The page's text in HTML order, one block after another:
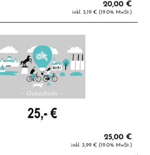
20,00 €
inkl. 3,19 € (19.0% MwSt.)
25,00 €
inkl. 3,99 € (19.0% MwSt.)